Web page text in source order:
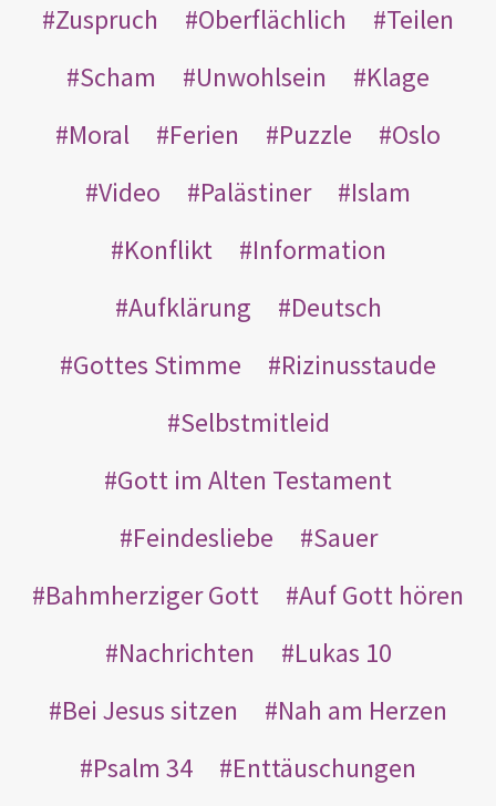
Zuspruch
Oberflächlich
Teilen
Scham
Unwohlsein
Klage
Moral
Ferien Puzzle
Oslo
Video
Palästiner
Islam
Konflikt
Information
Aufklärung
Deutsch
Gottes Stimme
Rizinusstaude
Selbstmitleid
Gott im Alten Testament
Feindesliebe
Sauer
Bahmherziger Gott
Auf Gott hören
Nachrichten
Lukas 10
Bei Jesus sitzen
Nah am Herzen
Psalm 34
Enttäuschungen